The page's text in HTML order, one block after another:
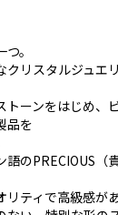
。
クリスタルジュエ
ーンをはじめ、
品を
のPRECIOUS（
ティで高級感があ